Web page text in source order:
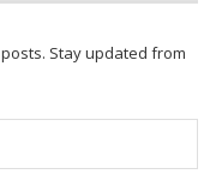
Stay updated from